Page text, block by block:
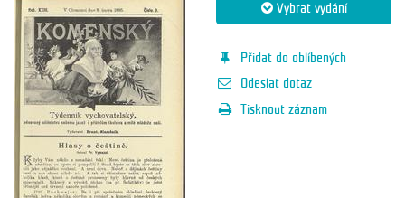
Vybrat vydání
Přidat do oblíbených
Odeslat dotaz
Tisknout záznam